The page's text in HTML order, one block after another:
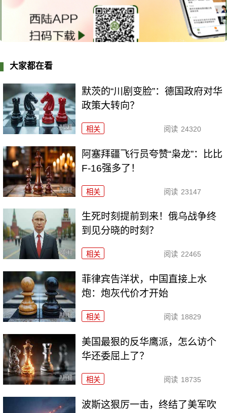
大家都在看
默茨的“川剧变脸”：德国政府对华
政策大转向？
相关 阅读 24320
阿塞拜疆飞行员夸赞“枭龙”：比比
F-16强多了！
相关 阅读 23147
生死时刻提前到来！俄乌战争终
到见分晓的时刻？
相关 阅读 22465
菲律宾告洋状，中国直接上水
炮：炮灰代价才开始
相关 阅读 18829
美国最狠的反华鹰派，怎么访个
华还委屈上了？
相关 阅读 18735
波斯这狠厉一击，终结了美军吹